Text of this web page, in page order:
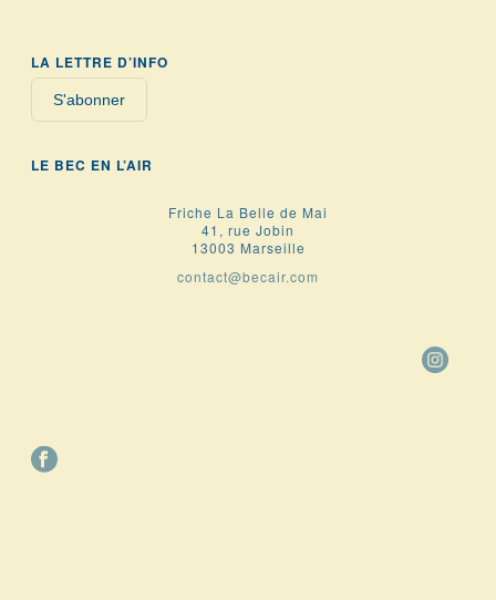
LA LETTRE D’INFO
S'abonner
LE BEC EN L’AIR
Friche La Belle de Mai
41, rue Jobin
13003 Marseille
contact@becair.com